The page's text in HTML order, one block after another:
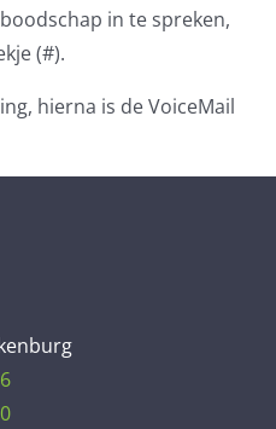
in te spreken,
(#).
hierna is de VoiceMail